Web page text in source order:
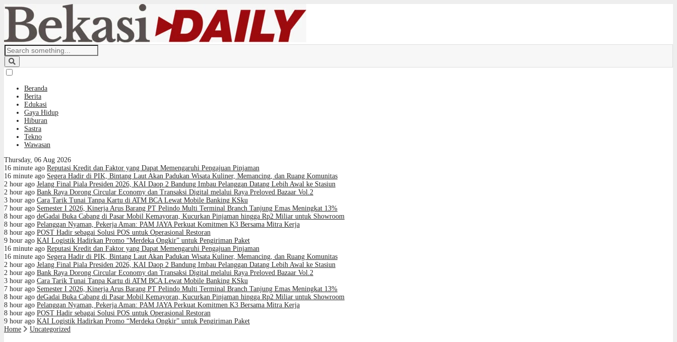
Beranda
Berita
Edukasi
Gaya Hidup
Hiburan
Sastra
Tekno
Wawasan
Thursday, 06 Aug 2026
16 minute ago Reputasi Kredit dan Faktor yang Dapat Memengaruhi Pengajuan Pinjaman
16 minute ago Segera Hadir di PIK, Bintang Laut Akan Padukan Wisata Kuliner, Memancing, dan Ruang Komunitas
2 hour ago Jelang Final Piala Presiden 2026, KAI Daop 2 Bandung Imbau Pelanggan Datang Lebih Awal ke Stasiun
2 hour ago Bank Raya Dorong Circular Economy dan Transaksi Digital melalui Raya Preloved Bazaar Vol.2
3 hour ago Cara Tarik Tunai Tanpa Kartu di ATM BCA Lewat Mobile Banking KSku
7 hour ago Semester I 2026, Kinerja Arus Barang PT Pelindo Multi Terminal Branch Tanjung Emas Meningkat 13%
8 hour ago deGadai Buka Cabang di Pasar Mobil Kemayoran, Kucurkan Pinjaman hingga Rp2 Miliar untuk Showroom
8 hour ago Pelanggan Nyaman, Pekerja Aman: PAM JAYA Perkuat Komitmen K3 Bersama Mitra Kerja
8 hour ago POST Hadir sebagai Solusi POS untuk Operasional Restoran
9 hour ago KAI Logistik Hadirkan Promo “Merdeka Ongkir” untuk Pengiriman Paket
16 minute ago Reputasi Kredit dan Faktor yang Dapat Memengaruhi Pengajuan Pinjaman
16 minute ago Segera Hadir di PIK, Bintang Laut Akan Padukan Wisata Kuliner, Memancing, dan Ruang Komunitas
2 hour ago Jelang Final Piala Presiden 2026, KAI Daop 2 Bandung Imbau Pelanggan Datang Lebih Awal ke Stasiun
2 hour ago Bank Raya Dorong Circular Economy dan Transaksi Digital melalui Raya Preloved Bazaar Vol.2
3 hour ago Cara Tarik Tunai Tanpa Kartu di ATM BCA Lewat Mobile Banking KSku
7 hour ago Semester I 2026, Kinerja Arus Barang PT Pelindo Multi Terminal Branch Tanjung Emas Meningkat 13%
8 hour ago deGadai Buka Cabang di Pasar Mobil Kemayoran, Kucurkan Pinjaman hingga Rp2 Miliar untuk Showroom
8 hour ago Pelanggan Nyaman, Pekerja Aman: PAM JAYA Perkuat Komitmen K3 Bersama Mitra Kerja
8 hour ago POST Hadir sebagai Solusi POS untuk Operasional Restoran
9 hour ago KAI Logistik Hadirkan Promo “Merdeka Ongkir” untuk Pengiriman Paket
Home
Uncategorized